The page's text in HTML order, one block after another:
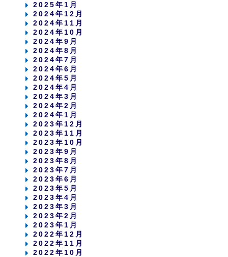
2025年1月
2024年12月
2024年11月
2024年10月
2024年9月
2024年8月
2024年7月
2024年6月
2024年5月
2024年4月
2024年3月
2024年2月
2024年1月
2023年12月
2023年11月
2023年10月
2023年9月
2023年8月
2023年7月
2023年6月
2023年5月
2023年4月
2023年3月
2023年2月
2023年1月
2022年12月
2022年11月
2022年10月